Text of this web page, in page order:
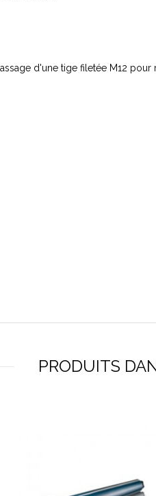
d'une tige filetée M12 pour
PRODUITS